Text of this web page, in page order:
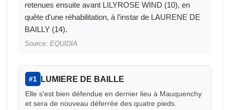
retenues ensuite avant LILYROSE WIND (10), en
quête d'une réhabilitation, à l'instar de LAURENE DE
BAILLY (14).
Source: EQUIDIA
#1 LUMIERE DE BAILLE
Elle s'est bien défendue en dernier lieu à Mauquenchy
et sera de nouveau déferrée des quatre pieds.